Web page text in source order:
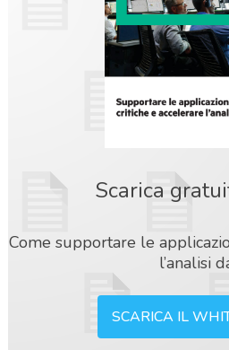
Scarica
Come supportare le
l’analisi
SCARICA IL